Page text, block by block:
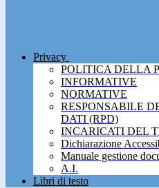
Privacy
POLITICA DELLA
INFORMATIVE
NORMATIVE
RESPONSABILE
DATI (RPD)
INCARICATI DEL
Dichiarazione
Manuale gestione
A.I.
Libri di testo